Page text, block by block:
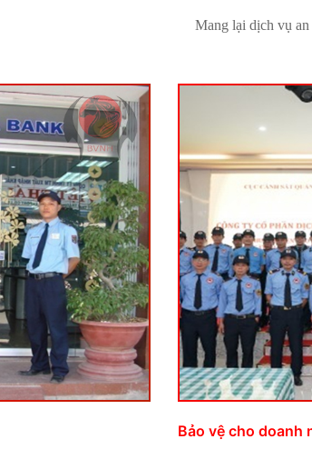
Mang lại dịch vụ
Bảo vệ cho doanh